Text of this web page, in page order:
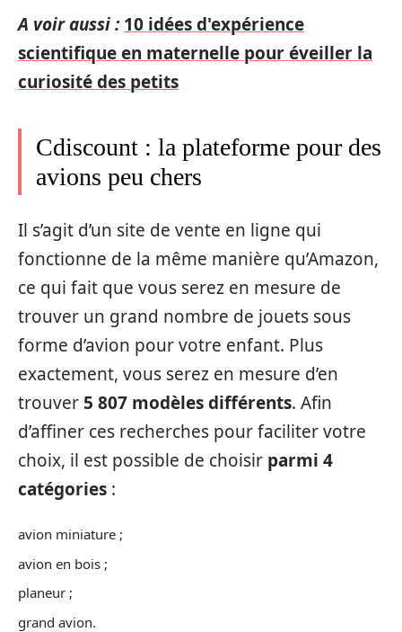
A voir aussi : 10 idées d'expérience
scientifique en maternelle pour éveiller la
curiosité des petits
Cdiscount : la plateforme pour des
avions peu chers
Il s’agit d’un site de vente en ligne qui
fonctionne de la même manière qu’Amazon,
ce qui fait que vous serez en mesure de
trouver un grand nombre de jouets sous
forme d’avion pour votre enfant. Plus
exactement, vous serez en mesure d’en
trouver 5 807 modèles différents. Afin
d’affiner ces recherches pour faciliter votre
choix, il est possible de choisir parmi 4
catégories :
avion miniature ;
avion en bois ;
planeur ;
grand avion.